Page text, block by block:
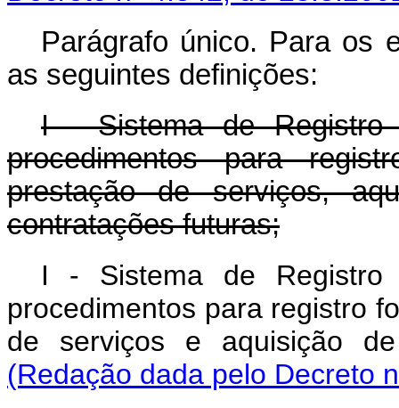
Parágrafo único. Para os
as seguintes definições:
I - Sistema de
procedimentos para
prestação de serviços,
contratações futuras;
I - Sistema de
procedimentos para registro
de serviços e aquisição
(Redação dada pelo Decreto